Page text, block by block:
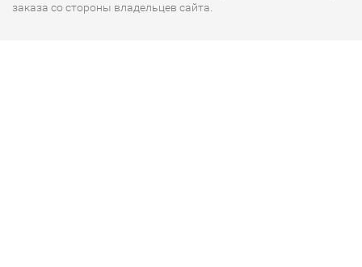
заказа со стороны владельцев сайта.